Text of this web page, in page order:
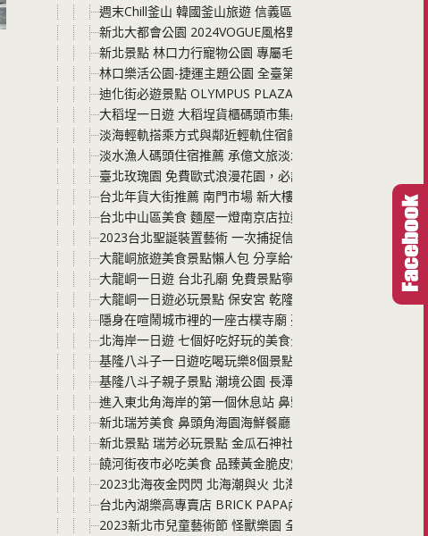
週末Chill釜山 韓國釜山旅遊 信義區香堤大道南段釜山
新北大都會公園 2024VOGUE風格野餐日 免費入場 和家人
新北景點 林口力行寵物公園 專屬毛小孩玩耍 讓狗狗快樂跑
林口樂活公園-捷運主題公園 全臺第一座以捷運為主題的共
迪化街必遊景點 OLYMPUS PLAZA TAIPEI大稻埕旗艦店
大稻埕一日遊 大稻埕貨櫃碼頭市集必吃必玩分享 還要來逛
淡海輕軌搭乘方式與鄰近輕軌住宿飯店分享 台北新北親子
淡水漁人碼頭住宿推薦 承億文旅淡水吹風 鄰近淡海輕軌
臺北玫瑰園 免費歐式浪漫花園，必訪「台版凡爾賽」，自
台北年貨大街推薦 南門市場 新大樓乾淨舒適無異味 推嬰
台北中山區美食 麵屋一燈南京店拉麵 湯頭與麵條的滋味讓
2023台北聖誕裝置藝術 一次捕捉信義商圈與中山商圈兩
大龍峒旅遊美食景點懶人包 分享給你捷運下車後的三大必
大龍峒一日遊 台北孔廟 免費景點寧靜又好逛 圓山一日遊不
大龍峒一日遊必玩景點 保安宮 乾隆時期即建立的廟宇 搭
隱身在喧鬧城市裡的一座古樸寺廟 臺北臨濟護國禪寺 全臺
北海岸一日遊 七個好吃好玩的美食景點分享整理 必玩的
基隆八斗子一日遊吃喝玩樂8個景點這樣玩 大坪海岸、望
基隆八斗子親子景點 潮境公園 長潭里漁港潮間帶 必玩! 帶
進入東北角海岸的第一個休息站 鼻頭港服務區 有停車場、
新北瑞芳美食 鼻頭角海園海鮮餐廳 就在海旁邊的餐廳 吃
新北景點 瑞芳必玩景點 金瓜石神社遺址 可以說是台灣最具
饒河街夜市必吃美食 品臻黃金脆皮燒肉 酥酥脆脆 人手一盒
2023北海夜金閃閃 北海潮與火 北海岸一日遊 一年一度的
台北內湖樂高專賣店 BRICK PAPA內湖展示空間 樂高種
2023新北市兒童藝術節 怪獸樂園 全部玩透透 不用買票 免